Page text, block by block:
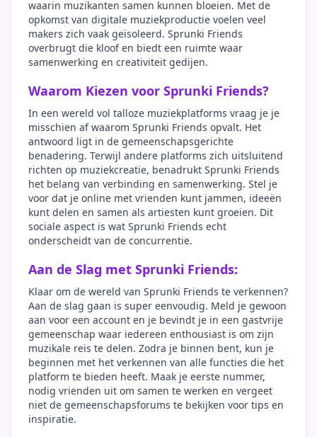
waarin muzikanten samen kunnen bloeien. Met de
opkomst van digitale muziekproductie voelen veel
makers zich vaak geïsoleerd. Sprunki Friends
overbrugt die kloof en biedt een ruimte waar
samenwerking en creativiteit gedijen.
Waarom Kiezen voor Sprunki Friends?
In een wereld vol talloze muziekplatforms vraag je je
misschien af waarom Sprunki Friends opvalt. Het
antwoord ligt in de gemeenschapsgerichte
benadering. Terwijl andere platforms zich uitsluitend
richten op muziekcreatie, benadrukt Sprunki Friends
het belang van verbinding en samenwerking. Stel je
voor dat je online met vrienden kunt jammen, ideeën
kunt delen en samen als artiesten kunt groeien. Dit
sociale aspect is wat Sprunki Friends echt
onderscheidt van de concurrentie.
Aan de Slag met Sprunki Friends:
Klaar om de wereld van Sprunki Friends te verkennen?
Aan de slag gaan is super eenvoudig. Meld je gewoon
aan voor een account en je bevindt je in een gastvrije
gemeenschap waar iedereen enthousiast is om zijn
muzikale reis te delen. Zodra je binnen bent, kun je
beginnen met het verkennen van alle functies die het
platform te bieden heeft. Maak je eerste nummer,
nodig vrienden uit om samen te werken en vergeet
niet de gemeenschapsforums te bekijken voor tips en
inspiratie.